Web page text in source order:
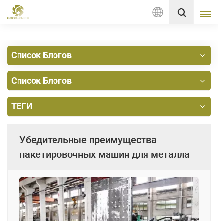
Русский
italiano
Nederlands
العربية
Список Блогов
Список Блогов
ТЕГИ
Убедительные преимущества
пакетировочных машин для металла